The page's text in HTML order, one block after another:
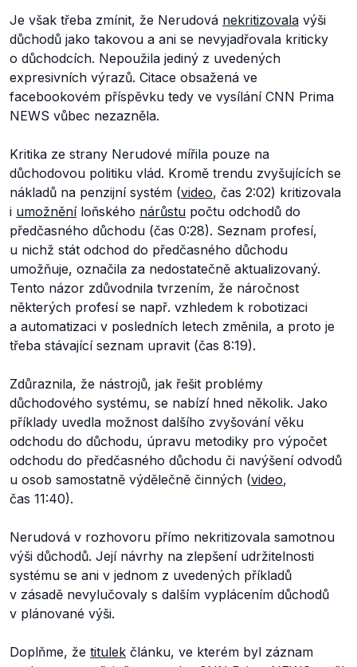
Je však třeba zmínit, že Nerudová nekritizovala výši
důchodů jako takovou a ani se nevyjadřovala kriticky
o důchodcích. Nepoužila jediný z uvedených
expresivních výrazů. Citace obsažená ve
facebookovém příspěvku tedy ve vysílání CNN Prima
NEWS vůbec nezazněla.
Kritika ze strany Nerudové mířila pouze na
důchodovou politiku vlád. Kromě trendu zvyšujících se
nákladů na penzijní systém (video, čas 2:02) kritizovala
i umožněníloňského nárůstu počtu odchodů do
předčasného důchodu (čas 0:28). Seznam profesí,
u nichž stát odchod do předčasného důchodu
umožňuje, označila za nedostatečně aktualizovaný.
Tento názor zdůvodnila tvrzením, že náročnost
některých profesí se např. vzhledem k robotizaci
a automatizaci v posledních letech změnila, a proto je
třeba stávající seznam upravit (čas 8:19).
Zdůraznila, že nástrojů, jak řešit problémy
důchodového systému, se nabízí hned několik. Jako
příklady uvedla možnost dalšího zvyšování věku
odchodu do důchodu, úpravu metodiky pro výpočet
odchodu do předčasného důchodu či navýšení odvodů
u osob samostatně výdělečně činných (video,
čas 11:40).
Nerudová v rozhovoru přímo nekritizovala samotnou
výši důchodů. Její návrhy na zlepšení udržitelnosti
systému se ani v jednom z uvedených příkladů
v zásadě nevylučovaly s dalším vyplácením důchodů
v plánované výši.
Doplňme, že titulek článku, ve kterém byl záznam